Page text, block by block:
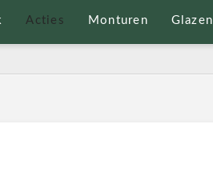
Acties Monturen Glazen